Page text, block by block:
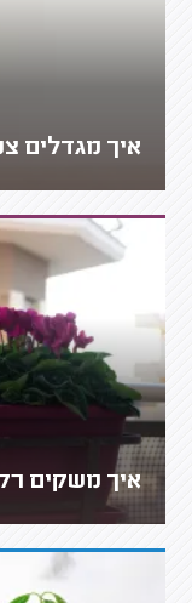
איך מגדלים
איך משקים